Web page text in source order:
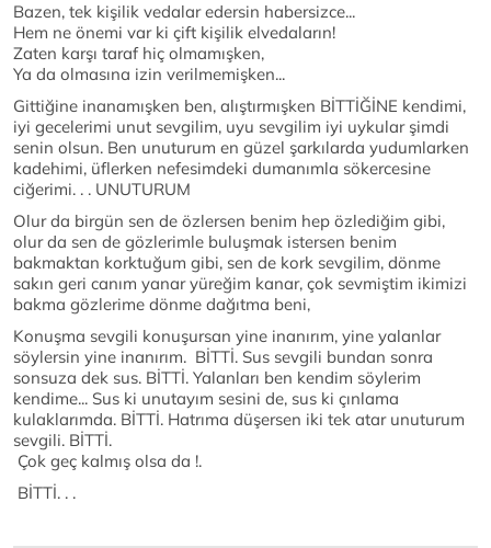
Bazen, tek kişilik vedalar edersin habersizce...
Hem ne önemi var ki çift kişilik elvedaların!
Zaten karşı taraf hiç olmamışken,
Ya da olmasına izin verilmemişken...
Gittiğine inanamışken ben, alıştırmışken BİTTİĞİNE kendimi,
iyi gecelerimi unut sevgilim, uyu sevgilim iyi uykular şimdi
senin olsun. Ben unuturum en güzel şarkılarda yudumlarken
kadehimi, üflerken nefesimdeki dumanımla sökercesine
ciğerimi. . . UNUTURUM
Olur da birgün sen de özlersen benim hep özlediğim gibi,
olur da sen de gözlerimle buluşmak istersen benim
bakmaktan korktuğum gibi, sen de kork sevgilim, dönme
sakın geri canım yanar yüreğim kanar, çok sevmiştim ikimizi
bakma gözlerime dönme dağıtma beni,
Konuşma sevgili konuşursan yine inanırım, yine yalanlar
söylersin yine inanırım. BİTTİ. Sus sevgili bundan sonra
sonsuza dek sus. BİTTİ. Yalanları ben kendim söylerim
kendime... Sus ki unutayım sesini de, sus ki çınlama
kulaklarımda. BİTTİ. Hatrıma düşersen iki tek atar unuturum
sevgili. BİTTİ.
Çok geç kalmış olsa da !.
BİTTİ. . .